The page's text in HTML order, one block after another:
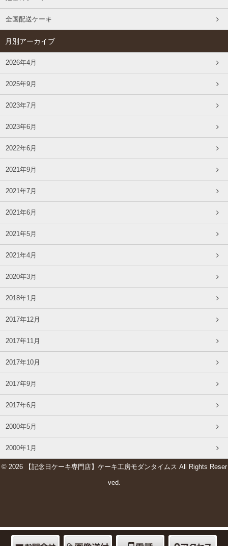
全国配送ケーキ
月別アーカイブ
2026年4月
2025年9月
2023年7月
2023年6月
2022年6月
2021年9月
2021年7月
2021年6月
2021年5月
2021年4月
2020年3月
2018年1月
2017年12月
2017年11月
2017年10月
2017年9月
2017年6月
2000年5月
2000年1月
© 2026 【記念日ケーキ専門店】ケーキ工房モダンタイムス All Rights Reser
ved.